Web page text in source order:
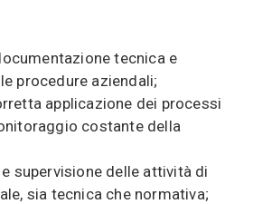
tecnica e
procedure aziendali;
applicazione dei processi
costante della
supervisione delle attività di
sia tecnica che normativa;